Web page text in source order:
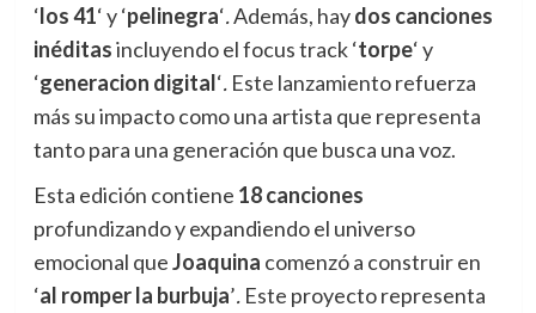
‘los 41‘ y ‘pelinegra‘.Además, haydos canciones
inéditasincluyendo el focus track ‘torpe‘ y
‘generacion digital‘.Este lanzamiento refuerza
más su impacto como una artista que representa
tanto para una generación que busca una voz.
Esta edición contiene 18 canciones
profundizando y expandiendo el universo
emocional queJoaquina comenzó a construir en
‘al romper la burbuja’.Este proyecto representa